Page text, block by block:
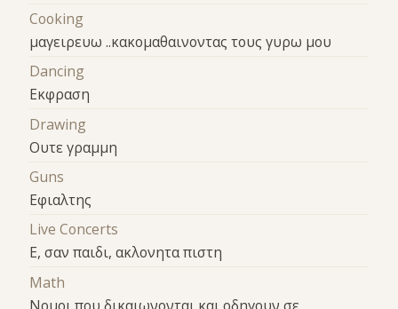
Cooking
μαγειρευω ..κακομαθαινοντας τους γυρω μου
Dancing
Εκφραση
Drawing
Ουτε γραμμη
Guns
Εφιαλτης
Live Concerts
Ε, σαν παιδι, ακλονητα πιστη
Math
Nομοι που δικαιωνονται και οδηγουν σε